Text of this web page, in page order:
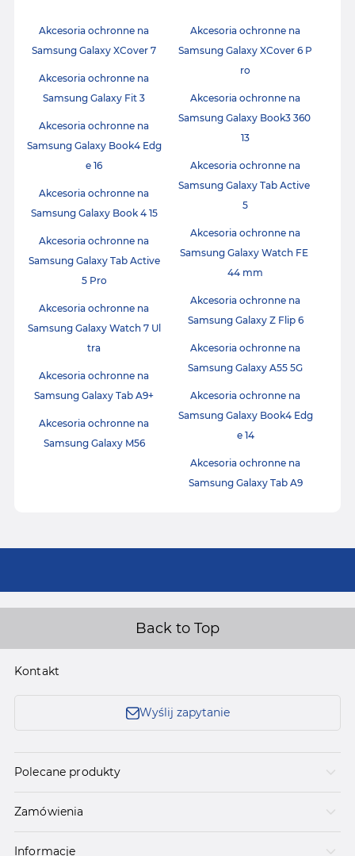
Akcesoria ochronne na
Samsung Galaxy XCover 7
Akcesoria ochronne na
Samsung Galaxy Fit 3
Akcesoria ochronne na
Samsung Galaxy Book4 Edg
e 16
Akcesoria ochronne na
Samsung Galaxy Book 4 15
Akcesoria ochronne na
Samsung Galaxy Tab Active
5 Pro
Akcesoria ochronne na
Samsung Galaxy Watch 7 Ul
tra
Akcesoria ochronne na
Samsung Galaxy Tab A9+
Akcesoria ochronne na
Samsung Galaxy M56
Akcesoria ochronne na
Samsung Galaxy XCover 6 P
ro
Akcesoria ochronne na
Samsung Galaxy Book3 360
13
Akcesoria ochronne na
Samsung Galaxy Tab Active
5
Akcesoria ochronne na
Samsung Galaxy Watch FE
44 mm
Akcesoria ochronne na
Samsung Galaxy Z Flip 6
Akcesoria ochronne na
Samsung Galaxy A55 5G
Akcesoria ochronne na
Samsung Galaxy Book4 Edg
e 14
Akcesoria ochronne na
Samsung Galaxy Tab A9
Back to Top
Kontakt
Wyślij zapytanie
Polecane produkty
Zamówienia
Informacje